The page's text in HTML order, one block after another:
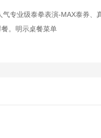
专业级泰拳表演-MAX泰券
。明示桌餐菜单